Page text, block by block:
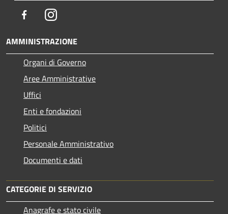
FacebookInstagram
AMMINISTRAZIONE
Organi di Governo
Aree Amministrative
Uffici
Enti e fondazioni
Politici
Personale Amministrativo
Documenti e dati
CATEGORIE DI SERVIZIO
Anagrafe e stato civile